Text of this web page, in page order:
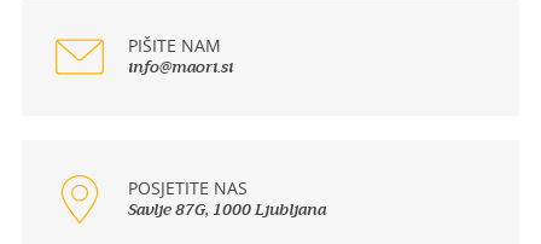
PIŠITE NAM
info@maori.si
POSJETITE NAS
Savlje 87G, 1000 Ljubljana